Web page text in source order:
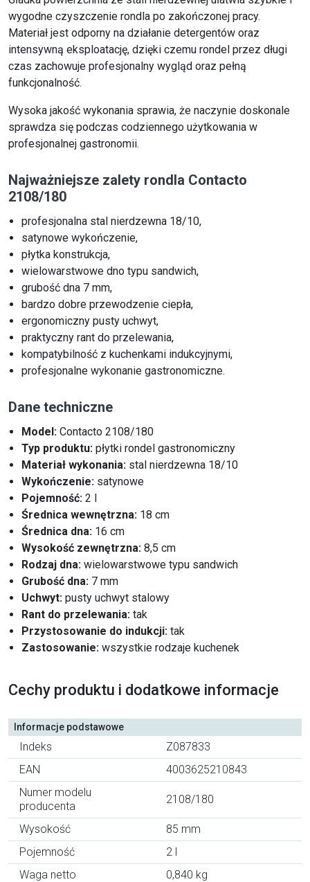
wygodne czyszczenie rondla po zakończonej pracy.
Materiał jest odporny na działanie detergentów oraz
intensywną eksploatację, dzięki czemu rondel przez długi
czas zachowuje profesjonalny wygląd oraz pełną
funkcjonalność.
Wysoka jakość wykonania sprawia, że naczynie doskonale
sprawdza się podczas codziennego użytkowania w
profesjonalnej gastronomii.
Najważniejsze zalety rondla Contacto
2108/180
profesjonalna stal nierdzewna 18/10,
satynowe wykończenie,
płytka konstrukcja,
wielowarstwowe dno typu sandwich,
grubość dna 7 mm,
bardzo dobre przewodzenie ciepła,
ergonomiczny pusty uchwyt,
praktyczny rant do przelewania,
kompatybilność z kuchenkami indukcyjnymi,
profesjonalne wykonanie gastronomiczne.
Dane techniczne
Model: Contacto 2108/180
Typ produktu: płytki rondel gastronomiczny
Materiał wykonania: stal nierdzewna 18/10
Wykończenie: satynowe
Pojemność: 2 l
Średnica wewnętrzna: 18 cm
Średnica dna: 16 cm
Wysokość zewnętrzna: 8,5 cm
Rodzaj dna: wielowarstwowe typu sandwich
Grubość dna: 7 mm
Uchwyt: pusty uchwyt stalowy
Rant do przelewania: tak
Przystosowanie do indukcji: tak
Zastosowanie: wszystkie rodzaje kuchenek
Cechy produktu i dodatkowe informacje
Informacje podstawowe
Indeks
Z087833
EAN
4003625210843
Numer modelu
producenta
2108/180
Wysokość
85 mm
Pojemność
2 l
Waga netto
0,840 kg